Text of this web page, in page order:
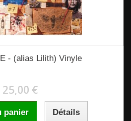
- (alias Lilith) Vinyle
25,00 €
panier Détails